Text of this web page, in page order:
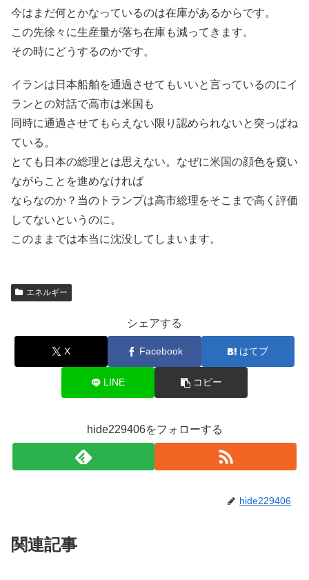
今はまだ何とかなっているのは在庫があるからです。
この先徐々に生産量が落ち在庫も減ってきます。
その時にどうするのかです。
イランは日本船舶を通過させてもいいと言っているのにイ
ランとの対話で高市は米国も
同時に通過させてもらえない限り認められないと突っぱね
ている。
とても日本の総理とは思えない。なぜに米国の顔色を窺い
ながらことを進めなければ
ならなのか？当のトランプは高市総理をそこまで高く評価
してないというのに。
このままでは本当に沈没してしまいます。
エネルギー
シェアする
X Facebook はてブ
LINE コピー
hide229406をフォローする
hide229406
関連記事